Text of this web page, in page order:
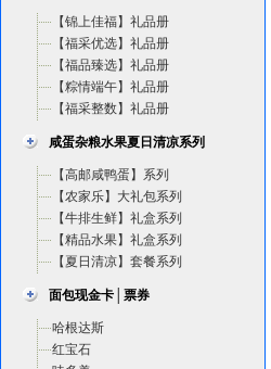
【锦上佳福】礼品册
【福采优选】礼品册
【福品臻选】礼品册
【粽情端午】礼品册
【福采整数】礼品册
咸蛋杂粮水果夏日清凉系列
【高邮咸鸭蛋】系列
【农家乐】大礼包系列
【牛排生鲜】礼盒系列
【精品水果】礼盒系列
【夏日清凉】套餐系列
面包现金卡│票券
哈根达斯
红宝石